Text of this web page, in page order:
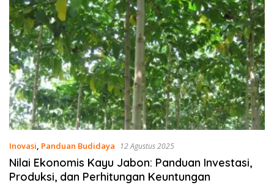
Inovasi, Panduan Budidaya 12 Agustus 2025
Nilai Ekonomis Kayu Jabon: Panduan Investasi,
Produksi, dan Perhitungan Keuntungan